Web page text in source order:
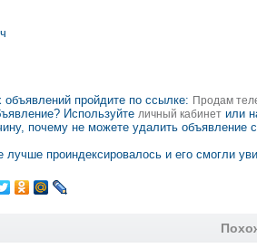
пройдите по ссылке: Продам
Используйте личный кабинет или
почему не можете удалить объявление
проиндексировалось и его смогли